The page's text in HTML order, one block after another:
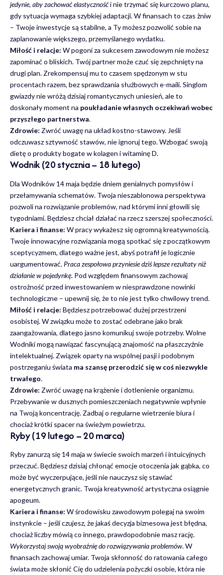
jedynie, aby zachować elastycznośći nie trzymać się kurczowo planu,
gdy sytuacja wymaga szybkiej adaptacji. W finansach to czas żniw
– Twoje inwestycje są stabilne, a Ty możesz pozwolić sobie na
zaplanowanie większego, przemyślanego wydatku.
Miłość i relacje: W pogoni za sukcesem zawodowym nie możesz
zapominać o bliskich. Twój partner może czuć się zepchnięty na
drugi plan. Zrekompensuj mu to czasem spędzonym w stu
procentach razem, bez sprawdzania służbowych e-maili. Singlom
gwiazdy nie wróżą dzisiaj romantycznych uniesień, ale to
doskonały moment na poukładanie własnych oczekiwań wobec
przyszłego partnerstwa.
Zdrowie: Zwróć uwagę na układ kostno-stawowy. Jeśli
odczuwasz sztywność stawów, nie ignoruj tego. Wzbogać swoją
dietę o produkty bogate w kolagen i witaminę D.
Wodnik (20 stycznia – 18 lutego)
Dla Wodników 14 maja będzie dniem genialnych pomysłów i
przełamywania schematów. Twoja nieszablonowa perspektywa
pozwoli na rozwiązanie problemów, nad którymi inni głowili się
tygodniami. Będziesz chciał działać na rzecz szerszej społeczności.
Kariera i finanse: W pracy wykażesz się ogromną kreatywnością.
Twoje innowacyjne rozwiązania mogą spotkać się z początkowym
sceptycyzmem, dlatego ważne jest, abyś potrafił je logicznie
uargumentować. Praca zespołowa przyniesie dziś lepsze rezultaty niż
działanie w pojedynkę. Pod względem finansowym zachowaj
ostrożność przed inwestowaniem w niesprawdzone nowinki
technologiczne – upewnij się, że to nie jest tylko chwilowy trend.
Miłość i relacje: Będziesz potrzebować dużej przestrzeni
osobistej. W związku może to zostać odebrane jako brak
zaangażowania, dlatego jasno komunikuj swoje potrzeby. Wolne
Wodniki mogą nawiązać fascynującą znajomość na płaszczyźnie
intelektualnej. Związek oparty na wspólnej pasji i podobnym
postrzeganiu świata ma szansę przerodzić się w coś niezwykle
trwałego.
Zdrowie: Zwróć uwagę na krążenie i dotlenienie organizmu.
Przebywanie w dusznych pomieszczeniach negatywnie wpłynie
na Twoją koncentrację. Zadbaj o regularne wietrzenie biura i
chociaż krótki spacer na świeżym powietrzu.
Ryby (19 lutego – 20 marca)
Ryby zanurzą się 14 maja w świecie swoich marzeń i intuicyjnych
przeczuć. Będziesz dzisiaj chłonąć emocje otoczenia jak gąbka, co
może być wyczerpujące, jeśli nie nauczysz się stawiać
energetycznych granic. Twoja kreatywność artystyczna osiągnie
apogeum.
Kariera i finanse: W środowisku zawodowym polegaj na swoim
instynkcie – jeśli czujesz, że jakaś decyzja biznesowa jest błędna,
chociaż liczby mówią co innego, prawdopodobnie masz rację.
Wykorzystaj swoją wyobraźnię do rozwiązywania problemów. W
finansach zachowaj umiar. Twoja skłonność do ratowania całego
świata może skłonić Cię do udzielenia pożyczki osobie, która nie